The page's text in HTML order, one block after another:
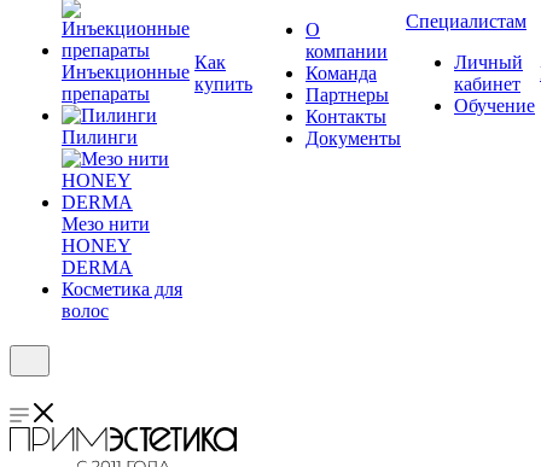
Инъекционные
препараты
Пилинги
Мезо нити
HONEY
DERMA
Косметика для
волос
Как
купить
О
компании
Команда
Партнеры
Контакты
Документы
Специалистам
Личный
кабинет
Обучение